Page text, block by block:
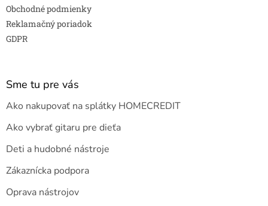
Obchodné podmienky
Reklamačný poriadok
GDPR
Sme tu pre vás
Ako nakupovať na splátky HOMECREDIT
Ako vybrať gitaru pre dieťa
Deti a hudobné nástroje
Zákaznícka podpora
Oprava nástrojov